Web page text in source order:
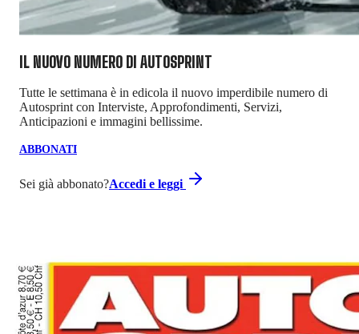
IL NUOVO NUMERO DI AUTOSPRINT
Tutte le settimana è in edicola il nuovo imperdibile numero di
Autosprint con Interviste, Approfondimenti, Servizi,
Anticipazioni e immagini bellissime.
ABBONATI
Sei già abbonato?Accedi e leggi